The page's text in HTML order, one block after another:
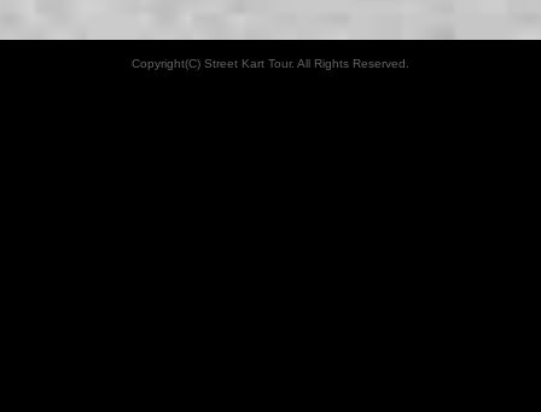
Copyright(C) Street Kart Tour. All Rights Reserved.